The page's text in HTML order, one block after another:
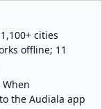
cities
offline; 11
the Audiala app